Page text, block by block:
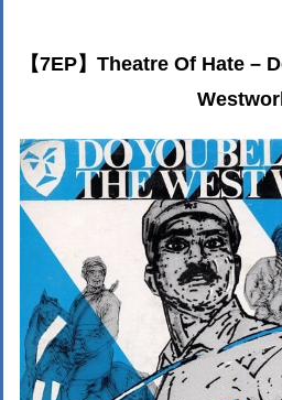
【7EP】Theatre Of Hate –